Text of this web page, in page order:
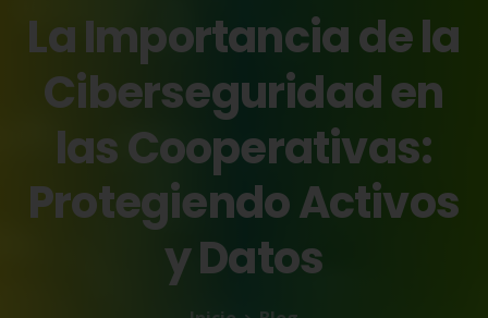
LaImportanciadela
Ciberseguridaden
lasCooperativas:
ProtegiendoActivos
yDatos